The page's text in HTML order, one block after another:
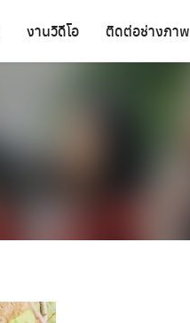
งานวิดีโอ ติดต่อช่างภาพ